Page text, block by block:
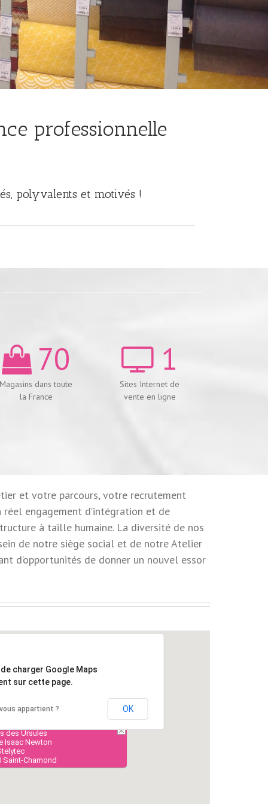
professionnelle
polyvalents et motivés !
70
Magasins dans toute
la France
1
Sites Internet de
vente en ligne
et votre parcours, votre recrutement
engagement d’intégration et de
à taille humaine. La diversité de nos
de notre siège social et de notre Atelier
d’opportunités de donner un nouvel essor
des Ursules
Isaac Newton
Saint-Chamond
charger Google Maps
sur cette page.
appartient ? OK